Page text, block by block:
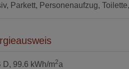
Parkett Personenaufzug Toilette
D, 99.6 kWh/m2a